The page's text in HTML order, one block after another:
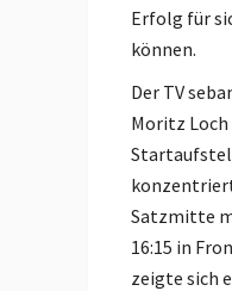
Erfolg für
können.
Der TV
Moritz Loch
Satzmitte
16:15 in
zeigte sich